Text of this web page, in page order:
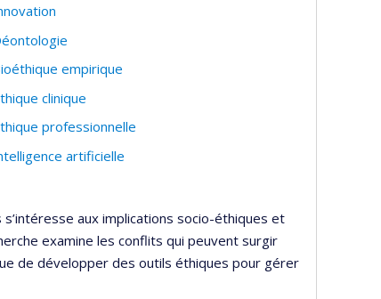
empirique
clinique
professionnelle
artificielle
aux implications socio-éthiques et
examine les conflits qui peuvent surgir
de développer des outils éthiques pour gérer